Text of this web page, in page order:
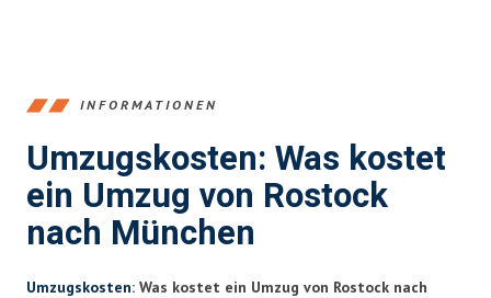
INFORMATIONEN
Umzugskosten: Was kostet
ein Umzug von Rostock
nach München
Umzugskosten: Was kostet ein Umzug von Rostock nach